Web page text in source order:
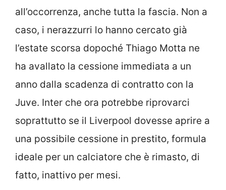
all’occorrenza, anche tutta la fascia. Non a
caso, i nerazzurri lo hanno cercato già
l’estate scorsa dopoché Thiago Motta ne
ha avallato la cessione immediata a un
anno dalla scadenza di contratto con la
Juve. Inter che ora potrebbe riprovarci
soprattutto se il Liverpool dovesse aprire a
una possibile cessione in prestito, formula
ideale per un calciatore che è rimasto, di
fatto, inattivo per mesi.